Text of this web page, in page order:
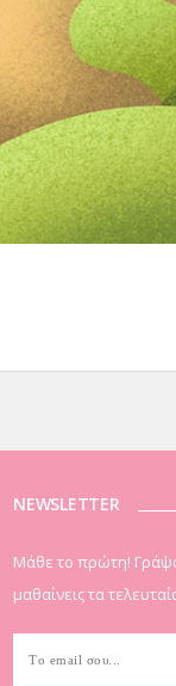
NEWSLETTER
Μάθε το πρώτη!
μαθαίνεις τα